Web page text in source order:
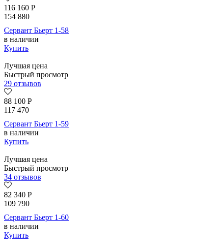
116 160 Р
154 880
Сервант Бьерт 1-58
в наличии
Купить
Лучшая цена
Быстрый просмотр
29 отзывов
88 100 Р
117 470
Сервант Бьерт 1-59
в наличии
Купить
Лучшая цена
Быстрый просмотр
34 отзывов
82 340 Р
109 790
Сервант Бьерт 1-60
в наличии
Купить